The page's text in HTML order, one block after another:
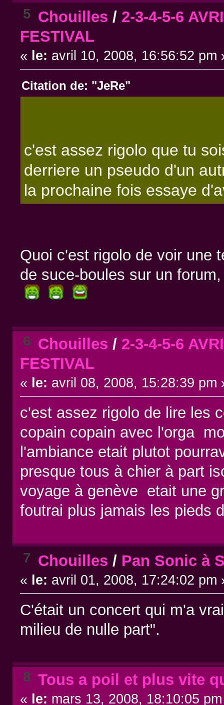
5 Chouilles / 2-3-4-5-6
FESTIVAL
« le: avril 10, 2008, 16:56:52 pm
Citation de: "JeRe"
c'est assez rigolo que tu
derriere un pseudo d'un
la prochaine fois essaye
Quoi c'est rigolo de voir une
de suce-boules sur un
6 Chouilles / 2-3-4-5-6
FESTIVAL
« le: avril 08, 2008, 15:28:39 pm
c'est assez rigolo de lire les
copain copain avec l'orga
l'ambiance etait plutot
presque tous à chier à part
voyage à genève etait une
foutrai plus jamais les pieds
7 Chouilles / Pan Sonic à
« le: avril 01, 2008, 17:24:02 pm
C'était un concert qui m'a
milieu de nulle part".
8 Tous a poil et plus vite
« le: mars 13, 2008, 18:10:05